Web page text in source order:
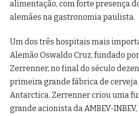
alimentação, com forte presença
alemães na gastronomia paulista.
Um dos três hospitais mais
Alemão Oswaldo Cruz, fundado
Zerrenner, no final do século
primeira grande fábrica de cerveja
Antarctica. Zerrenner criou uma
grande acionista da AMBEV-